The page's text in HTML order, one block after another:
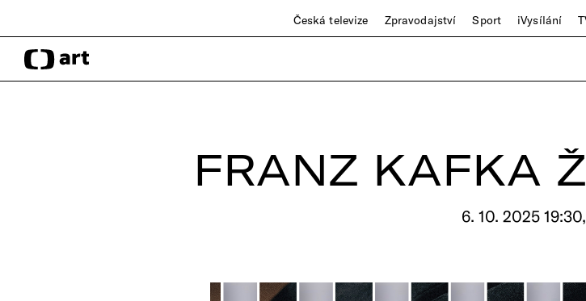
Česká televize Zpravodajství Sport iVysílání
FRANZ KAFKA
6. 10. 2025